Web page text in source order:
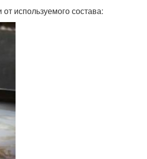
используемого состава: